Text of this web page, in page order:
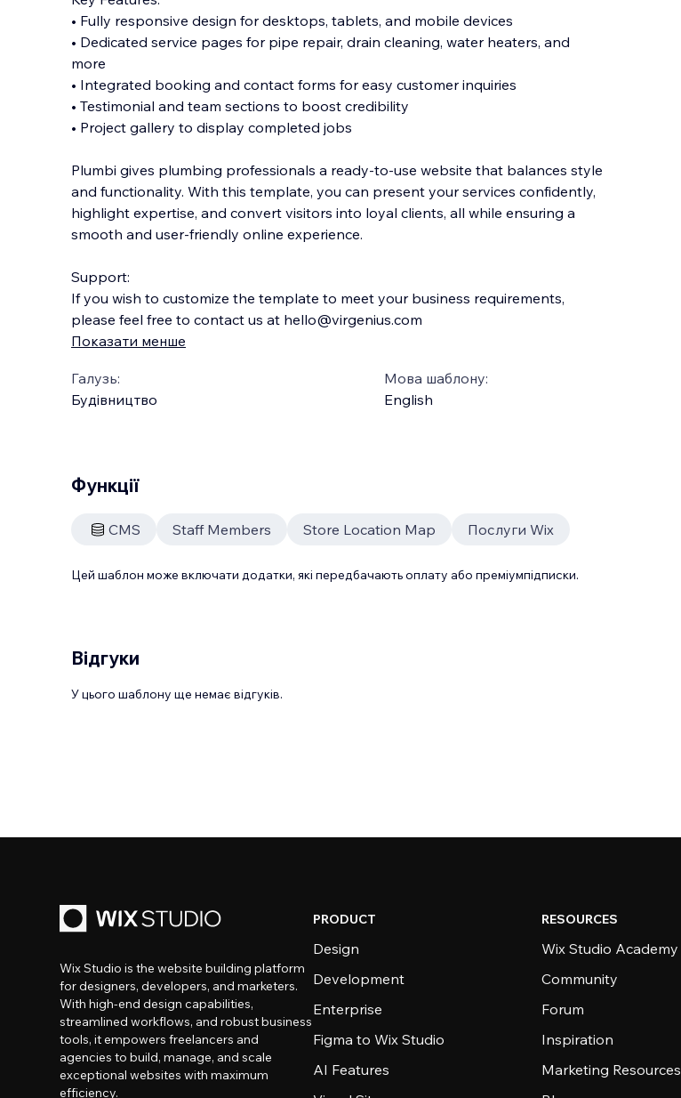
• Fully responsive design for desktops, tablets, and mobile devices
• Dedicated service pages for pipe repair, drain cleaning, water heaters, and
more
• Integrated booking and contact forms for easy customer inquiries
• Testimonial and team sections to boost credibility
• Project gallery to display completed jobs
Plumbi gives plumbing professionals a ready-to-use website that balances style
and functionality. With this template, you can present your services confidently,
highlight expertise, and convert visitors into loyal clients, all while ensuring a
smooth and user-friendly online experience.
Support:
If you wish to customize the template to meet your business requirements,
please feel free to contact us at hello@virgenius.com
Показати менше
Галузь:
Будівництво
Мова шаблону:
English
Функції
CMS Staff Members Store Location Map Послуги Wix
Цей шаблон може включати додатки, які передбачають оплату або преміумпідписки.
Відгуки
У цього шаблону ще немає відгуків.
Wix Studio is the website building platform
for designers, developers, and marketers.
With high-end design capabilities,
streamlined workflows, and robust business
tools, it empowers freelancers and
agencies to build, manage, and scale
exceptional websites with maximum
efficiency.
PRODUCT
Design
Development
Enterprise
Figma to Wix Studio
AI Features
RESOURCES
Wix Studio Academy
Community
Forum
Inspiration
Marketing Resources